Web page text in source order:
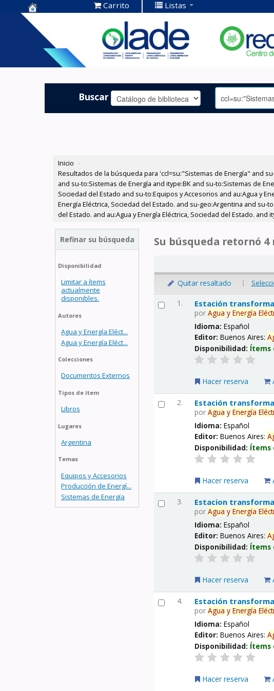
Centro de
Documentación
OLADE -
Carrito Listas
Buscar
Inicio ›
Resultados de la búsqueda para 'ccl=su:"Sistemas de Energía" and
and su-to:Sistemas de Energía and itype:BK and su-to:Sistemas de
Sociedad del Estado and su-to:Equipos y Accesorios and au:Agua y
Energía Eléctrica, Sociedad del Estado. and su-geo:Argentina and su-
del Estado. and au:Agua y Energía Eléctrica, Sociedad del Estado.
Refinar su búsqueda
Disponibilidad
Limitar a ítems
actualmente
disponibles.
Autores
Agua y Energía Eléct...
Agua y Energía Eléct...
Colecciones
Documentos Externos
Tipos de ítem
Libros
Lugares
Argentina
Temas
Equipos y Accesorios
Producción de Energí...
Sistemas de Energía
Su búsqueda retornó 4
Quitar resaltado |
1. Estación
porAgua y Energía
Idioma:Español
Editor:Buenos Aires:
Disponibilidad: Ítems
Hacer reserva
2. Estación
porAgua y Energía
Idioma:Español
Editor:Buenos Aires:
Disponibilidad: Ítems
Hacer reserva
3. Estacion
porAgua y Energía
Idioma:Español
Editor:Buenos Aires:
Disponibilidad: Ítems
Hacer reserva
4. Estación
porAgua y Energía
Idioma:Español
Editor:Buenos Aires:
Disponibilidad: Ítems
Hacer reserva